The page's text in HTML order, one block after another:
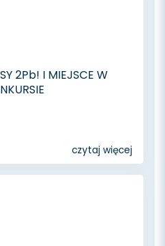
2Pb! I MIEJSCE W
czytaj więcej